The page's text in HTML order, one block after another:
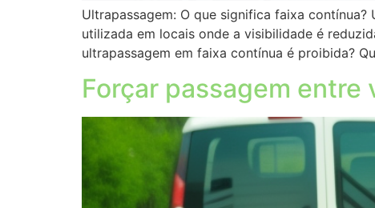
Ultrapassagem: O que significa faixa
utilizada em locais onde a visibilidade é
ultrapassagem em faixa contínua é proibida?
Forçar passagem